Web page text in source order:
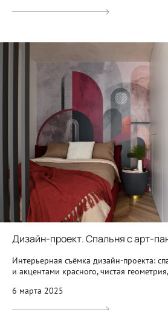
Дизайн-проект. Спальня с арт-
Интерьерная съёмка дизайн-проекта:
и акцентами красного, чистая
6 марта 2025